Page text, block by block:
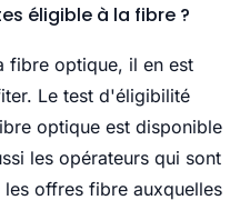
éligible à la fibre ?
fibre optique, il en est
Le test d'éligibilité
optique est disponible
les opérateurs qui sont
offres fibre auxquelles